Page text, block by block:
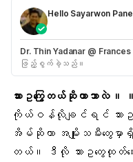
Hello Sayarwon
Dr. Thin Yadanar @ Frances
ဖြည့်စွက်ခဲ့သည်။
သားဥကြွေတယ်ဆိုတာဘာလဲ ။ ။
ကိုယ်ဝန်လိုချင်ရင် သားဥ
အိမ် ဆိုတာ အမျိုးသမီးတွေ
တယ်။ ဒီလို သားဥတွေထုတ်ပ